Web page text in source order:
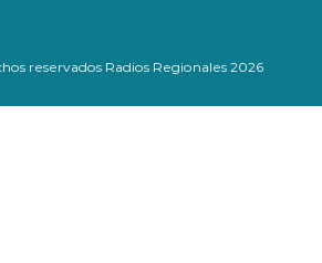
reservados Radios Regionales 2026